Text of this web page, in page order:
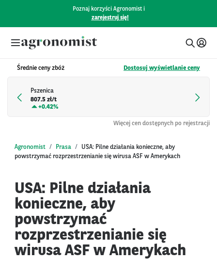
Poznaj korzyści Agronomist i
zarejestruj się!
Średnie ceny zbóż Dostosuj wyświetlanie ceny
Pszenica
807.5 zł/t
+0.42%
Więcej cen dostępnych po rejestracji
Agronomist Prasa
USA: Pilne działania konieczne, aby
powstrzymać rozprzestrzenianie się wirusa ASF w Amerykach
USA: Pilne działania
konieczne, aby
powstrzymać
rozprzestrzenianie się
wirusa ASF w Amerykach